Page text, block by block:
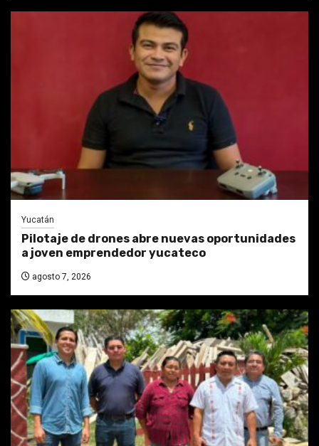
Yucatán
Pilotaje de drones abre nuevas oportunidades
a joven emprendedor yucateco
agosto 7, 2026